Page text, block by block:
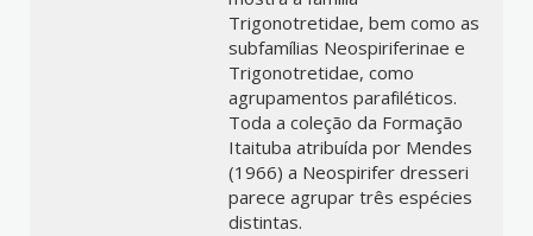
Trigonotretidae, bem como as
subfamílias Neospiriferinae e
Trigonotretidae, como
agrupamentos parafiléticos.
Toda a coleção da Formação
Itaituba atribuída por Mendes
(1966) a Neospirifer dresseri
parece agrupar três espécies
distintas.